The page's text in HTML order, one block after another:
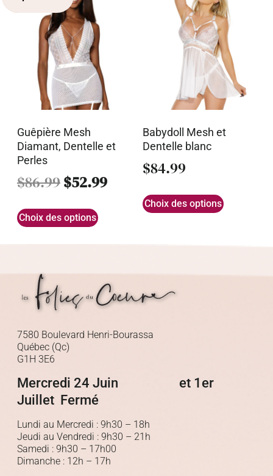
Guêpière Mesh
Diamant, Dentelle et
Perles
$86.99$52.99
Choix des options
Babydoll Mesh et
Dentelle blanc
$84.99
Choix des options
7580 Boulevard Henri-Bourassa
Québec (Qc)
G1H 3E6
Mercredi 24 Juin et 1er
Juillet Fermé
Lundi au Mercredi : 9h30 – 18h
Jeudi au Vendredi : 9h30 – 21h
Samedi : 9h30 – 17h00
Dimanche : 12h – 17h